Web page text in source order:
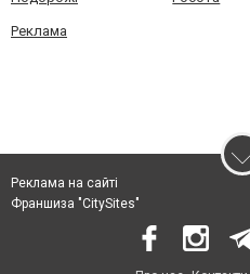
Реклама
Реклама на сайті
Франшиза "CitySites"